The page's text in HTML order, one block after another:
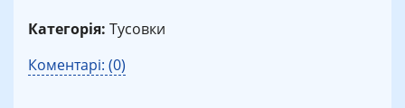
Категорія: Тусовки
Коментарі: (0)